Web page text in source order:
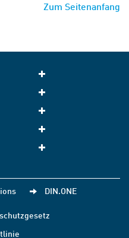
Zum Seitenanfang
DIN.ONE